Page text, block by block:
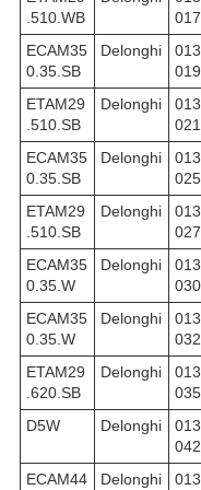
.510.WB
017
ECAM35
0.35.SB
Delonghi
019
ETAM29
.510.SB
Delonghi
021
ECAM35
0.35.SB
Delonghi
025
ETAM29
.510.SB
Delonghi
027
ECAM35
0.35.W
Delonghi
030
ECAM35
0.35.W
Delonghi
032
ETAM29
.620.SB
Delonghi
035
D5W
Delonghi
042
ECAM44
Delonghi